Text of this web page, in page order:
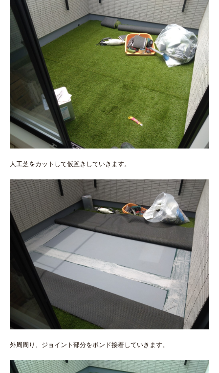
人工芝をカットして仮置きしていきます。
外周周り、ジョイント部分をボンド接着していきます。